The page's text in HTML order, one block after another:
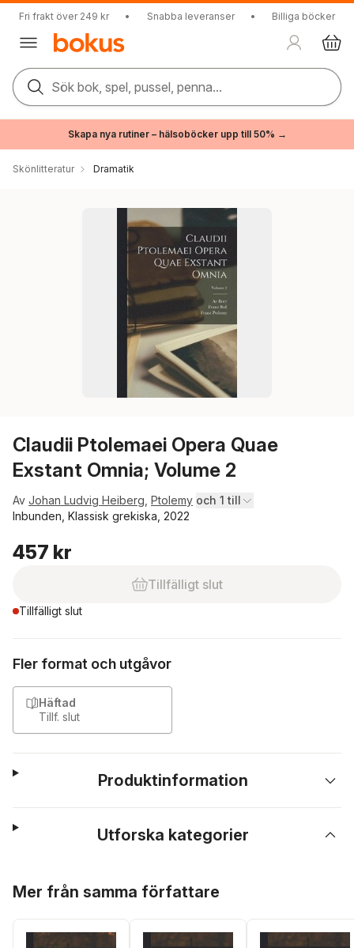
Fri frakt över 249 kr • Snabba leveranser • Billiga böcker
Sök bok, spel, pussel, penna...
Skapa nya rutiner – hälsoböcker upp till 50% →
Skönlitteratur Dramatik
Claudii Ptolemaei Opera Quae
Exstant Omnia; Volume 2
Av Johan Ludvig Heiberg Ptolemy och 1 till
Inbunden, Klassisk grekiska, 2022
457 kr
Tillfälligt slut
Tillfälligt slut
Fler format och utgåvor
Häftad
Tillf. slut
Produktinformation
Utforska kategorier
Mer från samma författare